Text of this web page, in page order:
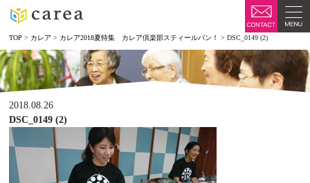
TOP > カレア > カレア2018夏特集 カレア倶楽部スティールパン！ >DSC_0149 (2)
2018.08.26
DSC_0149 (2)